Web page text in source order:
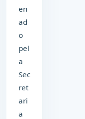
en
ad
o
pel
a
Sec
ret
ari
a